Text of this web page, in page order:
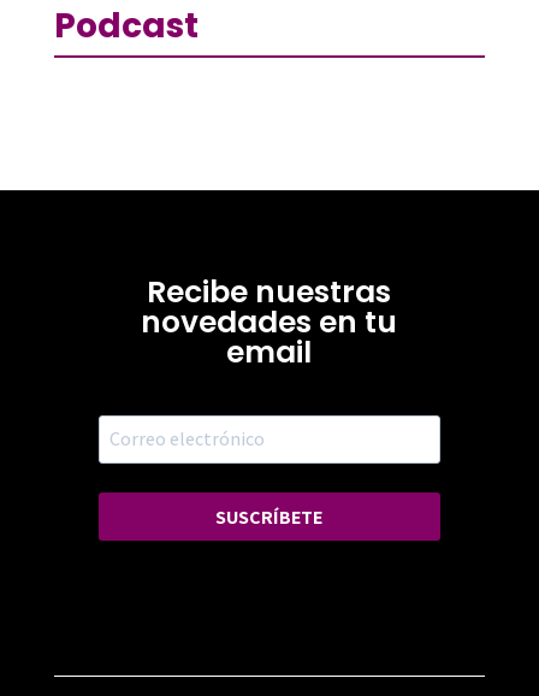
Podcast
Recibe nuestras
novedades en tu
email
SUSCRÍBETE